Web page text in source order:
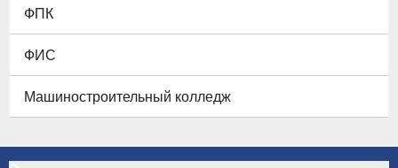
ФПК
ФИС
Машиностроительный колледж